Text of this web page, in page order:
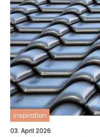
inspiration
03. April 2026